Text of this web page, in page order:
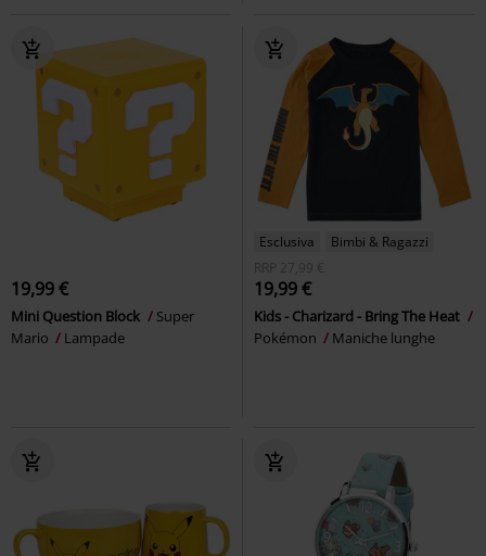
19,99 €
Mini Question Block
Super
Mario
Lampade
Esclusiva
Bimbi & Ragazzi
RRP
27,99 €
19,99 €
Kids - Charizard - Bring The Heat
Pokémon
Maniche lunghe